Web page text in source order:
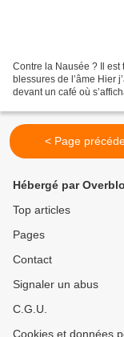
Contre la Nausée ? Il
blessures de l’âme Hier
devant un café où
< Page
Hébergé par
Top articles
Pages
Contact
Signaler un abus
C.G.U.
Cookies et données